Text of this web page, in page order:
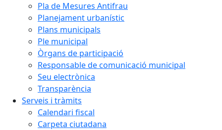
Pla de Mesures Antifrau
Planejament urbanístic
Plans municipals
Ple municipal
Òrgans de participació
Responsable de comunicació municipal
Seu electrònica
Transparència
Serveis i tràmits
Calendari fiscal
Carpeta ciutadana